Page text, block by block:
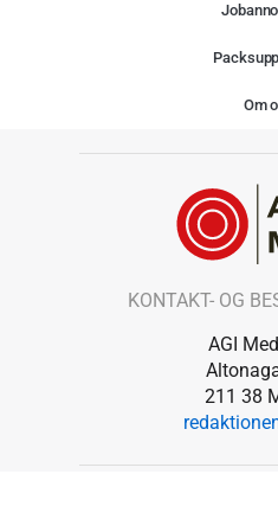
Om
KONTAKT- OG
AGI
211 38